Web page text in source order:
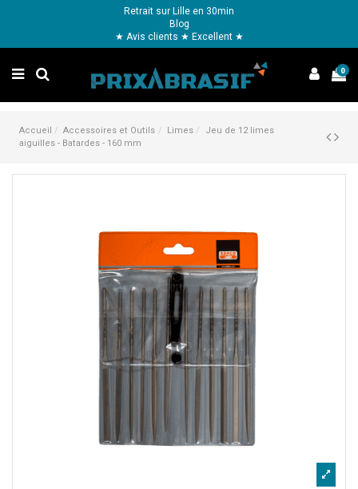
Retrait sur Lille en 30min
Blog
★ Avis clients ★ Excellent ★
0
Accueil Accessoires et Outils Limes
Jeu de 12 limes
aiguilles - Batardes - 160 mm